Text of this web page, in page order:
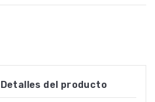
Detalles del producto